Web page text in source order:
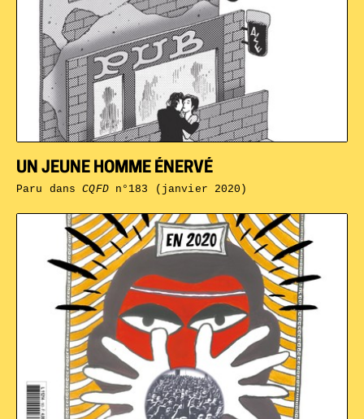
UN JEUNE HOMME ÉNERVÉ
Paru dansCQFDn°183 (janvier 2020)